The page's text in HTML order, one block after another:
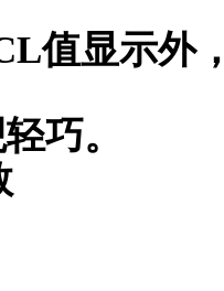
值显示外
巧。